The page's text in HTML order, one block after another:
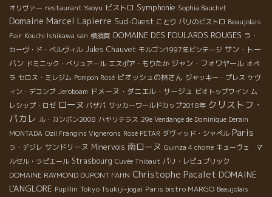
オリヴァー restaurant Yaoyu ビストロ Symphonie Sophia Bauchet
Domaine Marcel Lapierre Sud-Ouest ことり パリのビストロ Beaujolais
Fair Kouchi Ishikawa san 横須賀 DOMAINE DES FOULARDS ROUGES ラ・
カーヴ・ド・ベルヴィル Jules Chauvet モルゴン1997年ビンテージ サン・トー
バン ドミニック・べリュアール エスポア・もりたか ジャン・フォワヤール オペ
ラ セロス・ミレジム Pompon Rosé ピオッシュの林さん ジャッキー・プレス ケヴ
ィン・デコンブ Jeroboam ドメーヌ・ダニエル・サージュ ビオトップワイン ム
レシップ・ロゼ ローヌ パザパ サッカーワールドカップ2018年 クリストフ・
パカレ ル・カンボン2008 ハヤリテラス 29e Vendange de Dominique Derain
MONTADA Ozil Frangins Vignerons Rosé PETAR ダヴィッド・シャペル Paris
ラ・デジレ サンドリーヌ Minervois 南ローヌ Guinza 4 chome キューヴェ マ
ルセル・ラピエール Strasbourg Cuvée Thibaut パリ・レピュブリック
DOMAINE RAYMOND DUPONT FAHN Christophe Pacalet DOMAINE
L'ANGLORE Pupillin Tokyo Tsukiji-jogai Paris bistro MARGO Beaujolais